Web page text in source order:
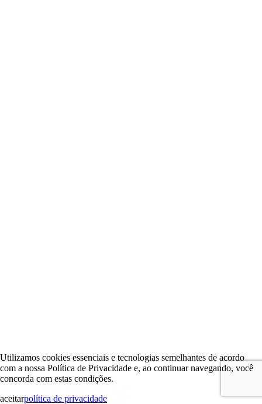
Utilizamos cookies essenciais e tecnologias semelhantes de acordo
com a nossa Política de Privacidade e, ao continuar navegando, você
concorda com estas condições.
aceitarpolítica de privacidade